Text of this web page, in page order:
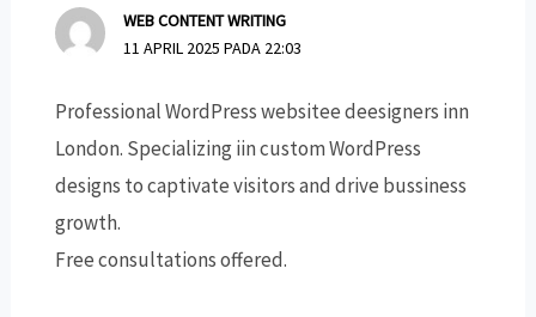
WEB CONTENT WRITING
11 APRIL 2025 PADA 22:03
Professional WordPress websitee deesigners inn
London. Specializing iin custom WordPress
designs tο captivate visitors аnd drive bussiness
growth.
Free consultations offered.